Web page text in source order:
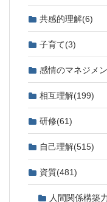
共感的理解(6)
子育て(3)
感情のマネジメ
相互理解(199)
研修(61)
自己理解(515)
資質(481)
人間関係構築